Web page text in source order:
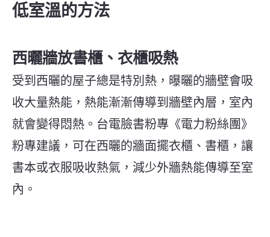
低室溫的方法
西曬牆放書櫃、衣櫃吸熱
受到西曬的屋子總是特別熱，曝曬的牆壁會吸
收大量熱能，熱能漸漸傳導到牆壁內層，室內
就會變得悶熱。台電臉書粉專《電力粉絲團》
粉專建議，可在西曬的牆面擺衣櫃、書櫃，讓
書本或衣服吸收熱氣，減少外牆熱能傳導至室
內。